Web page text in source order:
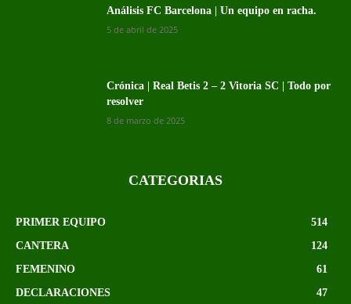
Análisis FC Barcelona | Un equipo en racha.
5 de abril de 2025
Crónica | Real Betis 2 – 2 Vitoria SC | Todo por
resolver
8 de marzo de 2025
CATEGORIAS
PRIMER EQUIPO
514
CANTERA
124
FEMENINO
61
DECLARACIONES
47